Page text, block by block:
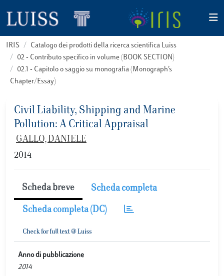
IRIS
Catalogo dei prodotti della ricerca scientifica Luiss
02 - Contributo specifico in volume (BOOK SECTION)
02.1 - Capitolo o saggio su monografia (Monograph’s
Chapter/Essay)
Civil Liability, Shipping and Marine
Pollution: A Critical Appraisal
GALLO, DANIELE
2014
Scheda breve Scheda completa
Scheda completa (DC)
Anno di pubblicazione
2014